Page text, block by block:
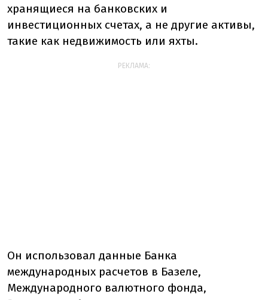
хранящиеся на банковских и
инвестиционных счетах, а не другие активы,
такие как недвижимость или яхты.
РЕКЛАМА:
Он использовал данные Банка
международных расчетов в Базеле,
Международного валютного фонда,